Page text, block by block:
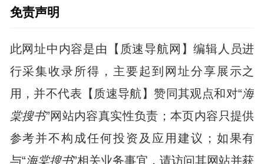
免责声明
此网址中内容是由【质速导航网】编辑人员进
行采集收录所得，主要起到网址分享展示之
用，并不代表【质速导航】赞同其观点和对“海
棠搜书”网站内容真实性负责；本页内容只提供
参考并不构成任何投资及应用建议；如果有
与“海棠搜书”相关业务事宜，请访问其网站并获